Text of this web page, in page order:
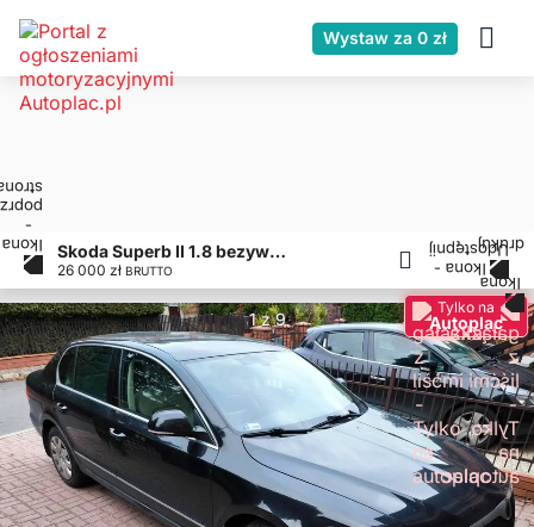
Wystaw za 0 zł
Skoda Superb II 1.8 bezywpadek salon PL 1 właściciel
26 000 zł BRUTTO
1 z 9
Tylko na
Autoplac